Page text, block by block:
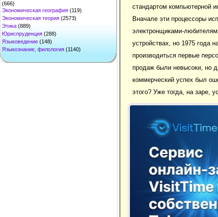
(666)
Экономическая география (119)
Экономическая теория (2573)
Этика (889)
Юриспруденция (288)
Языковедение (148)
Языкознание, филология (1140)
стандартом компьютерной
Вначале эти процессоры
электронщиками-
устройствах, но 1975 года
производиться первые
продаж были невысоки, но
коммерческий успех был
этого? Уже тогда, на заре,